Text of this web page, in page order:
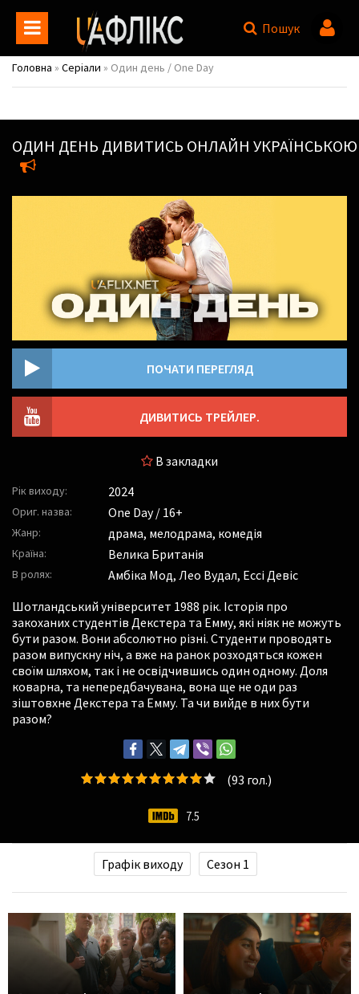
Пошук
Головна » Серіали » Один день / One Day
ОДИН ДЕНЬ ДИВИТИСЬ ОНЛАЙН УКРАЇНСЬКОЮ
ПОЧАТИ ПЕРЕГЛЯД
ДИВИТИСЬ ТРЕЙЛЕР.
В закладки
Рік виходу: 2024
Ориг. назва: One Day / 16+
Жанр: драма, мелодрама, комедія
Країна: Велика Британія
В ролях: Амбіка Мод, Лео Вудал, Ессі Девіс
Шотландський університет 1988 рік. Історія про
закоханих студентів Декстера та Емму, які ніяк не можуть
бути разом. Вони абсолютно різні. Студенти проводять
разом випускну ніч, а вже на ранок розходяться кожен
своїм шляхом, так і не освідчившись один одному. Доля
коварна, та непередбачувана, вона ще не оди раз
зіштовхне Декстера та Емму. Та чи вийде в них бути
разом?
(93 гол.)
7.5
Графік виходу Сезон 1